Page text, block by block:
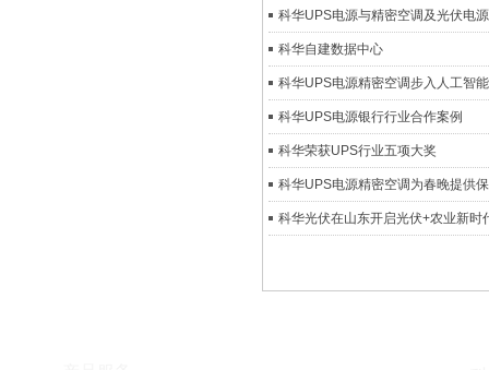
科华UPS电源与精密空调及光伏电
科华自建数据中心
科华UPS电源精密空调步入人工智能
科华UPS电源银行行业合作案例
科华荣获UPS行业五项大奖
科华UPS电源精密空调为春晚提供
科华光伏在山东开启光伏+农业新时